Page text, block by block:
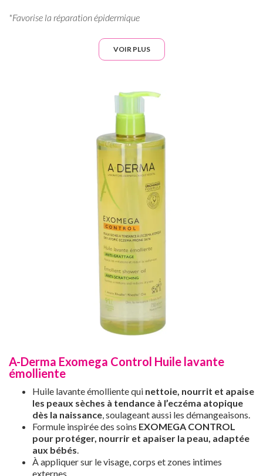
*Favorise la réparation épidermique
VOIR PLUS
A-Derma Exomega Control Huile lavante
émolliente
Huile lavante émolliente qui nettoie, nourrit et apaise
les peaux sèches à tendance à l’eczéma atopique
dès la naissance, soulageant aussi les démangeaisons.
Formule inspirée des soins EXOMEGA CONTROL
pour protéger, nourrir et apaiser la peau, adaptée
aux bébés.
À appliquer sur le visage, corps et zones intimes
externes.